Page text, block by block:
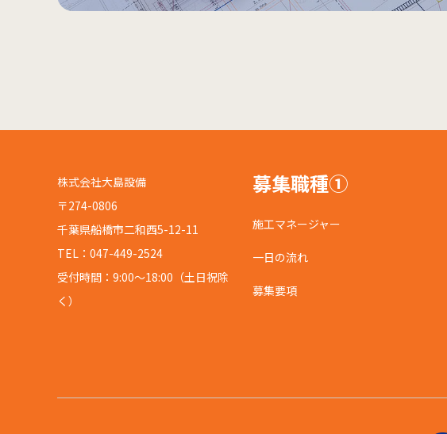
株式会社大島設備
〒274-0806
千葉県船橋市二和西5-12-11
TEL：047-449-2524
受付時間：9:00～18:00（土日祝除
く）
募集職種①
施工マネージャー
一日の流れ
募集要項